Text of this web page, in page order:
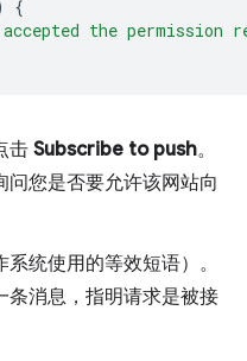
{
the permission
击 Subscribe to push。
您是否要允许该网站向
系统使用的等效短语）。
条消息，指明请求是被接